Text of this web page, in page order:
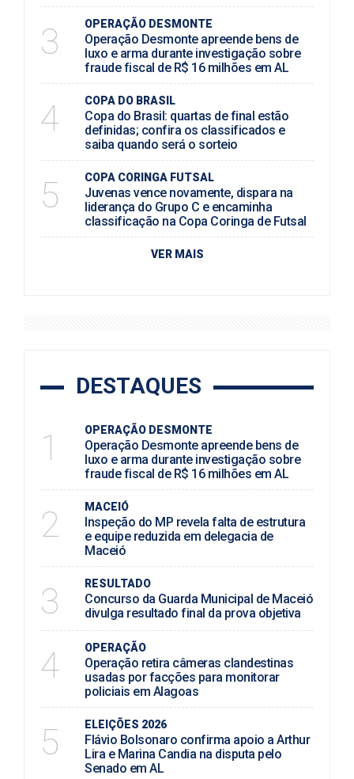
3 OPERAÇÃO DESMONTE
Operação Desmonte apreende bens de
luxo e arma durante investigação sobre
fraude fiscal de R$ 16 milhões em AL
4 COPA DO BRASIL
Copa do Brasil: quartas de final estão
definidas; confira os classificados e
saiba quando será o sorteio
5 COPA CORINGA FUTSAL
Juvenas vence novamente, dispara na
liderança do Grupo C e encaminha
classificação na Copa Coringa de Futsal
VER MAIS
DESTAQUES
1 OPERAÇÃO DESMONTE
Operação Desmonte apreende bens de
luxo e arma durante investigação sobre
fraude fiscal de R$ 16 milhões em AL
2 MACEIÓ
Inspeção do MP revela falta de estrutura
e equipe reduzida em delegacia de
Maceió
3 RESULTADO
Concurso da Guarda Municipal de Maceió
divulga resultado final da prova objetiva
4 OPERAÇÃO
Operação retira câmeras clandestinas
usadas por facções para monitorar
policiais em Alagoas
5 ELEIÇÕES 2026
Flávio Bolsonaro confirma apoio a Arthur
Lira e Marina Candia na disputa pelo
Senado em AL